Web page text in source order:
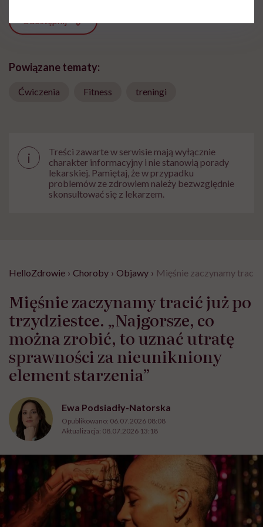
Udostępnij
Powiązane tematy:
Ćwiczenia Fitness treningi
i
Treści zawarte w serwisie mają wyłącznie
charakter informacyjny i nie stanowią porady
lekarskiej. Pamiętaj, że w przypadku
problemów ze zdrowiem należy bezwzględnie
skonsultować się z lekarzem.
HelloZdrowie › Choroby › Objawy › Mięśnie zaczynamy tracić
Mięśnie zaczynamy tracić już po
trzydziestce. „Najgorsze, co
można zrobić, to uznać utratę
sprawności za nieunikniony
element starzenia”
Ewa Podsiadły-Natorska
Opublikowano: 06.07.2026 08:08
Aktualizacja: 08.07.2026 13:18